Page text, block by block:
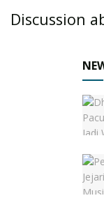
Discussion